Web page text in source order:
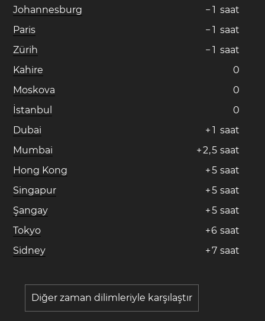
Johannesburg
− 1 saat
Paris
− 1 saat
Zürih
− 1 saat
Kahire
0
Moskova
0
İstanbul
0
Dubai
+ 1 saat
Mumbai
+2,5 saat
Hong Kong
+5 saat
Singapur
+5 saat
Şangay
+5 saat
Tokyo
+6 saat
Sidney
+7 saat
Diğer zaman dilimleriyle karşılaştır